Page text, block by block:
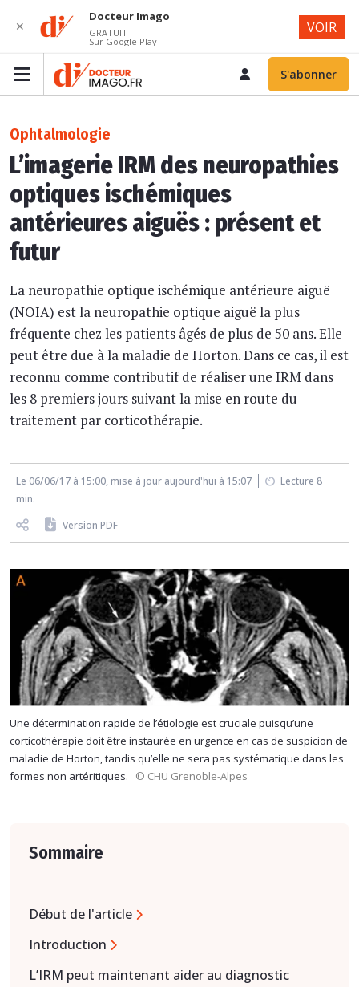
S'abonner
Ophtalmologie
L’imagerie IRM des neuropathies
optiques ischémiques
antérieures aiguës : présent et
futur
La neuropathie optique ischémique antérieure aiguë
(NOIA) est la neuropathie optique aiguë la plus
fréquente chez les patients âgés de plus de 50 ans. Elle
peut être due à la maladie de Horton. Dans ce cas, il est
reconnu comme contributif de réaliser une IRM dans
les 8 premiers jours suivant la mise en route du
traitement par corticothérapie.
Le 06/06/17 à 15:00, mise à jour aujourd'hui à 15:07
Lecture 8
min.
Version PDF
Une détermination rapide de l’étiologie est cruciale puisqu’une
corticothérapie doit être instaurée en urgence en cas de suspicion de
maladie de Horton, tandis qu’elle ne sera pas systématique dans les
formes non artéritiques.
© CHU Grenoble-Alpes
Sommaire
Début de l'article
Introduction
L’IRM peut maintenant aider au diagnostic
✕
Docteur Imago
GRATUIT
Sur Google Play
VOIR